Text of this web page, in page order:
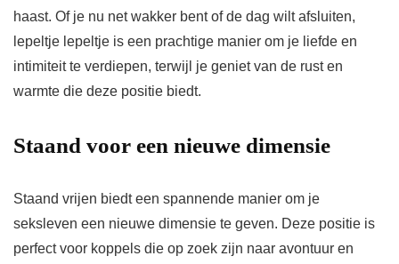
haast. Of je nu net wakker bent of de dag wilt afsluiten,
lepeltje lepeltje is een prachtige manier om je liefde en
intimiteit te verdiepen, terwijl je geniet van de rust en
warmte die deze positie biedt.
Staand voor een nieuwe dimensie
Staand vrijen biedt een spannende manier om je
seksleven een nieuwe dimensie te geven. Deze positie is
perfect voor koppels die op zoek zijn naar avontuur en